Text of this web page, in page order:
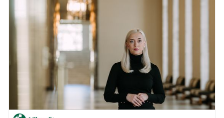
kasvisten saantisuositusten kanssa tekemistä. Miten
kasviksista saa koko perheelle arkipäivää? Tähän Lidl
pureutuu SuomiAreenan ohjelmassaan keskiviikkona